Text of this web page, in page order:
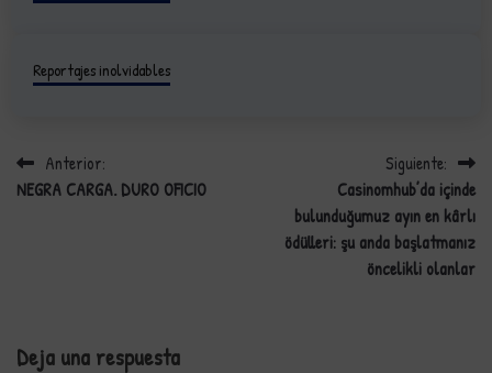
Reportajes inolvidables
Navegación
Anterior:
NEGRA CARGA. DURO OFICIO
Siguiente:
Casinomhub’da içinde
bulunduğumuz ayın en kârlı
ödülleri: şu anda başlatmanız
öncelikli olanlar
Deja una respuesta